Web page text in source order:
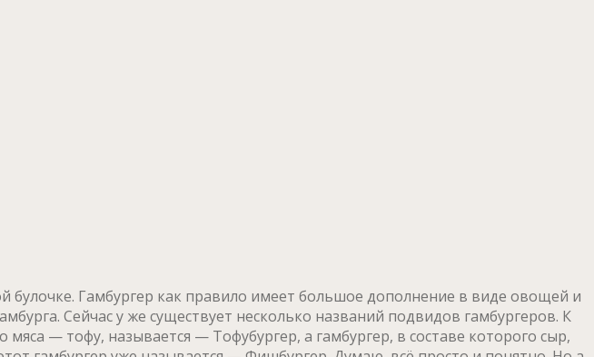
булочке. Гамбургер как правило имеет большое дополнение в виде овощей и
Сейчас у же существует несколько названий подвидов гамбургеров. К
— тофу, называется — Тофубургер, а гамбургер, в составе которого сыр,